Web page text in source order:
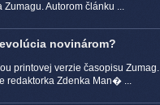
Zumagu. Autorom článku ...
novinárom?
printovej verzie časopisu Zumag.
redaktorka Zdenka Man� ...